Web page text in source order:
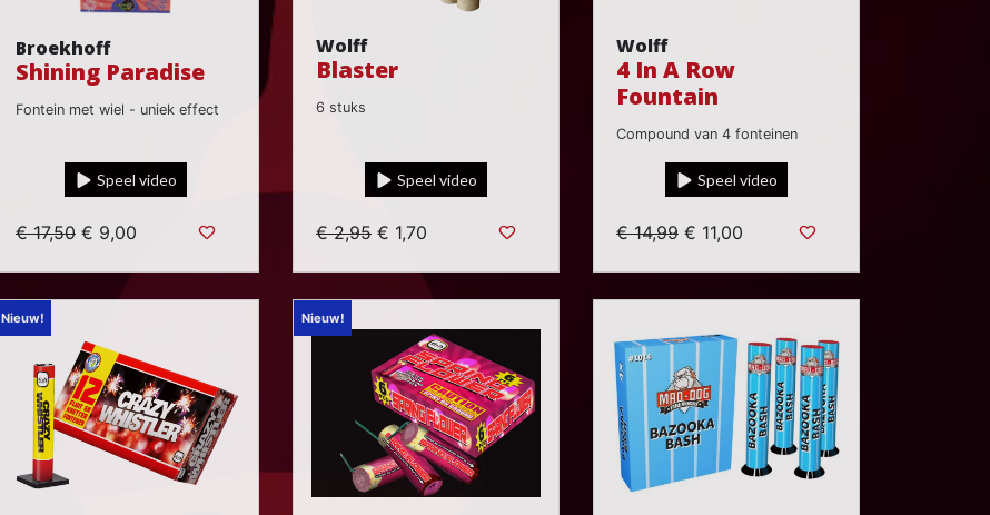
Broekhoff
Shining Paradise
Fontein met wiel - uniek effect
Speel video
€ 17,50 € 9,00
Wolff
Blaster
6 stuks
Speel video
€ 2,95 € 1,70
Wolff
4 In A Row
Fountain
Compound van 4 fonteinen
Speel video
€ 14,99 € 11,00
Nieuw! Nieuw!